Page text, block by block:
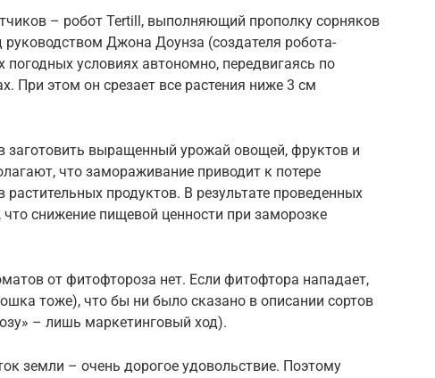
– робот Tertill, выполняющий прополку сорняков
Джона Доунза (создателя робота-
условиях автономно, передвигаясь по
При этом он срезает все растения ниже 3 см
выращенный урожай овощей, фруктов и
что замораживание приводит к потере
растительных продуктов. В результате проведенных
снижение пищевой ценности при заморозке
от фитофтороза нет. Если фитофтора нападает,
тоже), что бы ни было сказано в описании сортов
– лишь маркетинговый ход).
земли – очень дорогое удовольствие. Поэтому